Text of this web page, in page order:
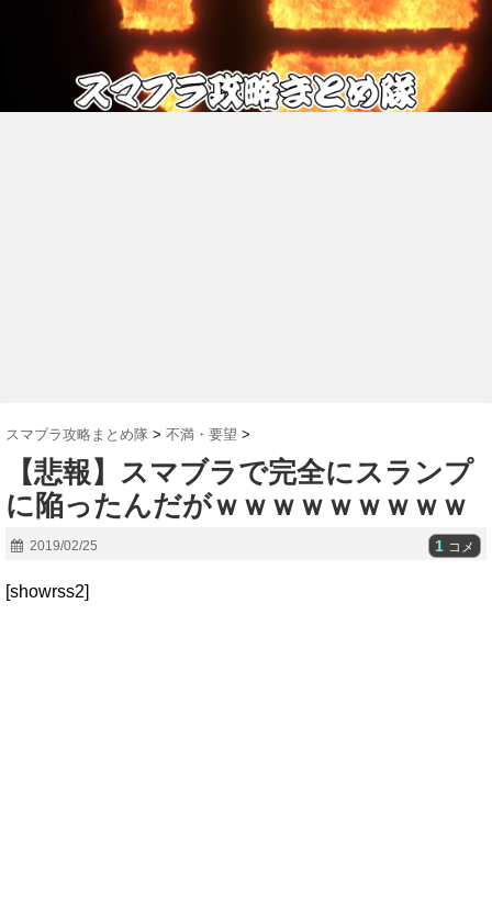
スマブラ攻略まとめ隊 > 不満・要望 >
【悲報】スマブラで完全にスランプ
に陥ったんだがｗｗｗｗｗｗｗｗｗ
2019/02/25 1 コメ
[showrss2]